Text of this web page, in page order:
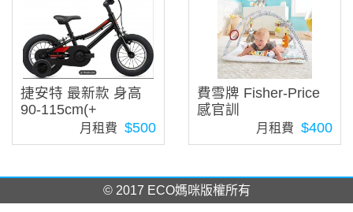
捷安特 最新款 身高
90-115cm(+
月租費 $500
費雪牌 Fisher-Price
感官訓
月租費 $400
© 2017 ECO媽咪版權所有